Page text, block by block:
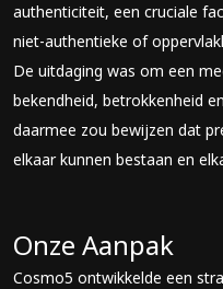
authenticiteit, een cruciale
niet-authentieke of
De uitdaging was om een
bekendheid, betrokkenheid
daarmee zou bewijzen dat
elkaar kunnen bestaan en
Onze Aanpak
Cosmo5 ontwikkelde een